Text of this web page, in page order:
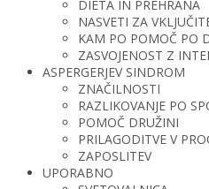
DIETA IN PREHRANA
NASVETI ZA
KAM PO POMOČ PO
ZASVOJENOST Z
ASPERGERJEV SINDROM
ZNAČILNOSTI
RAZLIKOVANJE PO
POMOČ DRUŽINI
PRILAGODITVE V
ZAPOSLITEV
UPORABNO